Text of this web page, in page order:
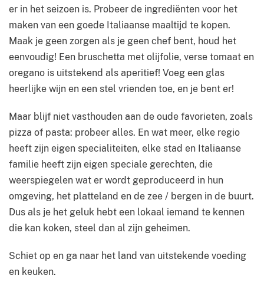
er in het seizoen is. Probeer de ingrediënten voor het
maken van een ​​goede Italiaanse maaltijd te kopen.
Maak je geen zorgen als je geen chef bent, houd het
eenvoudig! Een bruschetta met olijfolie, verse tomaat en
oregano is uitstekend als aperitief! Voeg een glas
heerlijke wijn en een stel vrienden toe, en je bent er!
Maar blijf niet vasthouden aan de oude favorieten, zoals
pizza of pasta: probeer alles. En wat meer, elke regio
heeft zijn eigen specialiteiten, elke stad en Italiaanse
familie heeft zijn eigen speciale gerechten, die
weerspiegelen wat er wordt geproduceerd in hun
omgeving, het platteland en de zee / bergen in de buurt.
Dus als je het geluk hebt een lokaal iemand te kennen
die kan koken, steel dan al zijn geheimen.
Schiet op en ga naar het land van uitstekende voeding
en keuken.